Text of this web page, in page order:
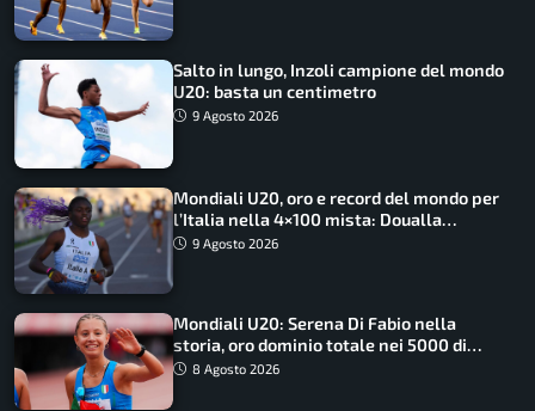
Salto in lungo, Inzoli campione del mondo
U20: basta un centimetro
9 Agosto 2026
Mondiali U20, oro e record del mondo per
l’Italia nella 4×100 mista: Doualla
straordinaria
9 Agosto 2026
Mondiali U20: Serena Di Fabio nella
storia, oro dominio totale nei 5000 di
marcia
8 Agosto 2026